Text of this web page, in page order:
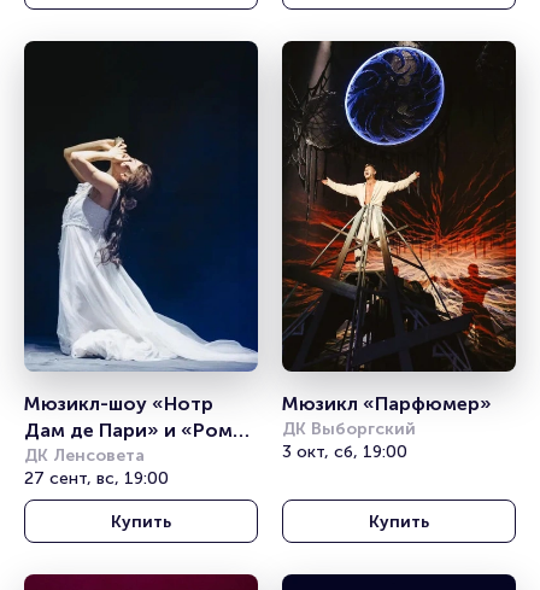
Мюзикл-шоу «Нотр
Дам де Пари» и «Ромео
и Джульетта»
ДК Ленсовета
27 сент, вс, 19:00
Купить
Мюзикл «Парфюмер»
ДК Выборгский
3 окт, сб, 19:00
Купить